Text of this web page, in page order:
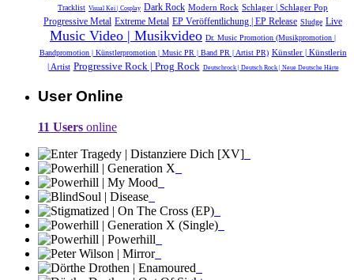
Tracklist Visual Kei | Cosplay Dark Rock Modern Rock Schlager | Schlager Pop
Progressive Metal Extreme Metal EP Veröffentlichung | EP Release Sludge Live
Music Video | Musikvideo Dr. Music Promotion (Musikpromotion |
Bandpromotion | Künstlerpromotion | Music PR | Band PR | Artist PR) Künstler | Künstlerin
| Artist Progressive Rock | Prog Rock Deutschrock | Deutsch Rock | Neue Deutsche Härte
User Online
11 Users online